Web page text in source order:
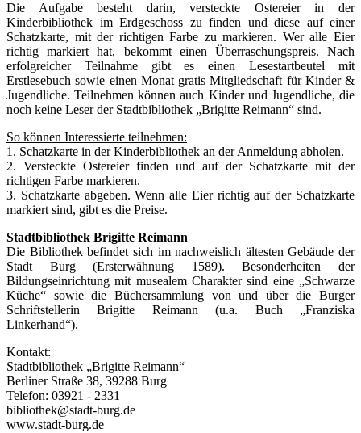
Die Aufgabe besteht darin, versteckte Ostereier in der
Kinderbibliothek im Erdgeschoss zu finden und diese auf einer
Schatzkarte, mit der richtigen Farbe zu markieren. Wer alle Eier
richtig markiert hat, bekommt einen Überraschungspreis. Nach
erfolgreicher Teilnahme gibt es einen Lesestartbeutel mit
Erstlesebuch sowie einen Monat gratis Mitgliedschaft für Kinder &
Jugendliche. Teilnehmen können auch Kinder und Jugendliche, die
noch keine Leser der Stadtbibliothek „Brigitte Reimann“ sind.
So können Interessierte teilnehmen:
1. Schatzkarte in der Kinderbibliothek an der Anmeldung abholen.
2. Versteckte Ostereier finden und auf der Schatzkarte mit der
richtigen Farbe markieren.
3. Schatzkarte abgeben. Wenn alle Eier richtig auf der Schatzkarte
markiert sind, gibt es die Preise.
Stadtbibliothek Brigitte Reimann
Die Bibliothek befindet sich im nachweislich ältesten Gebäude der
Stadt Burg (Ersterwähnung 1589). Besonderheiten der
Bildungseinrichtung mit musealem Charakter sind eine „Schwarze
Küche“ sowie die Büchersammlung von und über die Burger
Schriftstellerin Brigitte Reimann (u.a. Buch „Franziska
Linkerhand“).
Kontakt:
Stadtbibliothek „Brigitte Reimann“
Berliner Straße 38, 39288 Burg
Telefon: 03921 - 2331
bibliothek@stadt-burg.de
www.stadt-burg.de